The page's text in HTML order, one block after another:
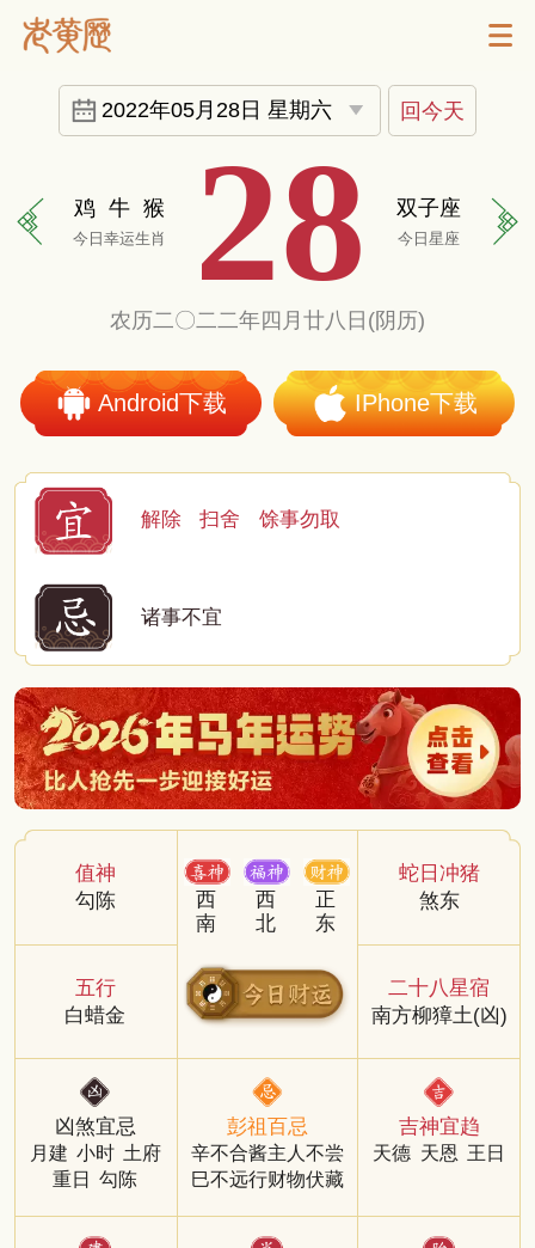
2022年05月28日 星期六 回今天
鸡 牛 猴
今日幸运生肖 28 双子座
今日星座
农历二〇二二年四月廿八日(阴历)
Android下载 IPhone下载
解除 扫舍 馀事勿取
诸事不宜
值神
勾陈
五行
白蜡金
凶煞宜忌
月建 小时 土府
重日
勾陈
西
南
西
北
正
东
彭祖百忌
辛不合酱主人不尝
巳不远行财物伏藏
蛇日冲猪
煞东
二十八星宿
南方柳獐土(凶)
吉神宜趋
天德 天恩 王日